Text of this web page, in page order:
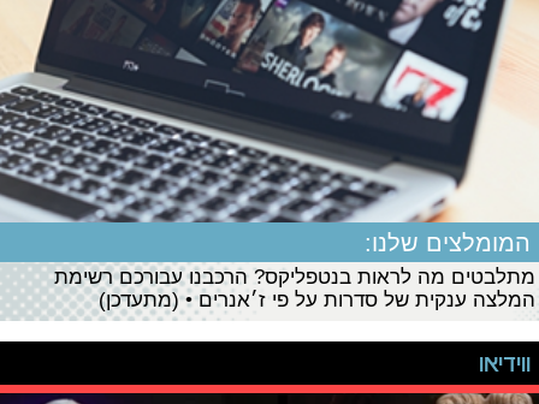
המומלצים שלנו:
מתלבטים מה לראות בנטפליקס? הרכבנו עבורכם רשימת
המלצה ענקית של סדרות על פי ז׳אנרים • (מתעדכן)
ווידיאו